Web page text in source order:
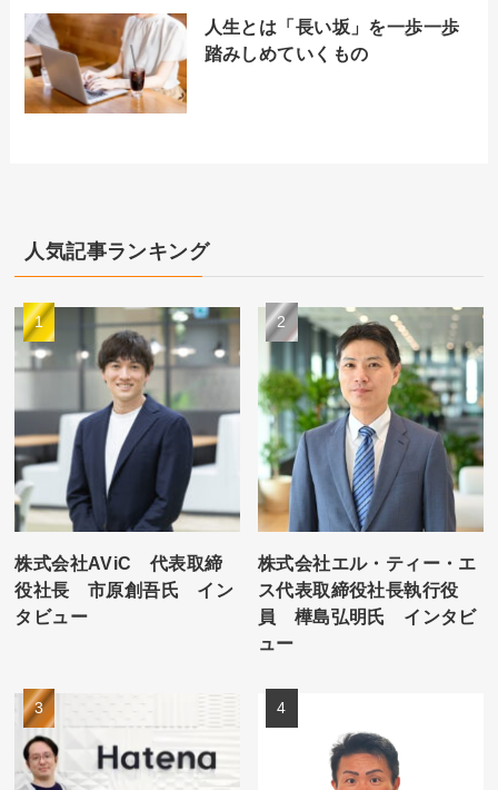
人生とは「長い坂」を一歩一歩
踏みしめていくもの
人気記事ランキング
株式会社AViC 代表取締
役社長 市原創吾氏 イン
タビュー
株式会社エル・ティー・エ
ス代表取締役社長執行役
員 樺島弘明氏 インタビ
ュー